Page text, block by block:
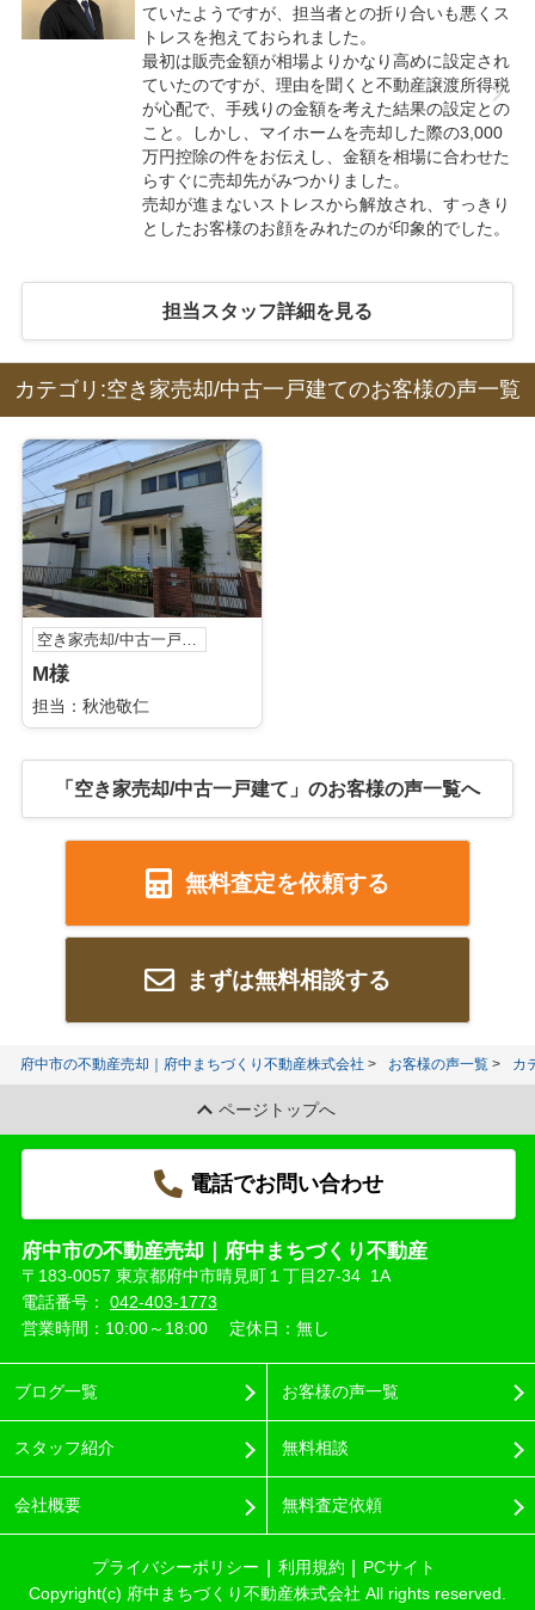
ていたようですが、担当者との折り合いも悪くス
トレスを抱えておられました。
最初は販売金額が相場よりかなり高めに設定され
ていたのですが、理由を聞くと不動産譲渡所得税
が心配で、手残りの金額を考えた結果の設定との
こと。しかし、マイホームを売却した際の3,000
万円控除の件をお伝えし、金額を相場に合わせた
らすぐに売却先がみつかりました。
売却が進まないストレスから解放され、すっきり
としたお客様のお顔をみれたのが印象的でした。
担当スタッフ詳細を見る
カテゴリ:空き家売却/中古一戸建てのお客様の声一覧
M様
担当：秋池敬仁
「空き家売却/中古一戸建て」のお客様の声一覧へ
無料査定を依頼する
まずは無料相談する
府中市の不動産売却｜府中まちづくり不動産株式会社 お客様の声一覧 カ
ページトップへ
電話でお問い合わせ
府中市の不動産売却｜府中まちづくり不動産
〒183-0057 東京都府中市晴見町１丁目27-34 1A
電話番号： 042-403-1773
営業時間：10:00～18:00
定休日：無し
ブログ一覧
スタッフ紹介
会社概要
お客様の声一覧
無料相談
無料査定依頼
プライバシーポリシー 利用規約
PCサイト
Copyright(c) 府中まちづくり不動産株式会社 All rights reserved.